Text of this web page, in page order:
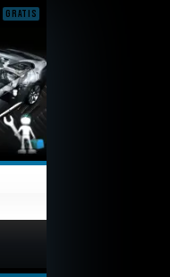
GRATIS